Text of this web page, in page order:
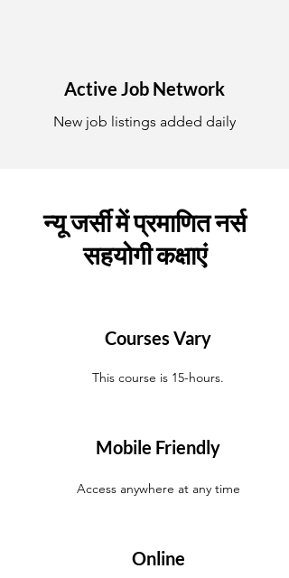
Active Job Network
New job listings added daily
न्यू जर्सी में प्रमाणित नर्स
सहयोगी कक्षाएं
Courses Vary
This course is 15-hours.
Mobile Friendly
Access anywhere at any time
Online